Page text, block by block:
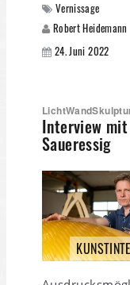
Vernissage
Robert Heidemann
24. Juni 2022
Interview
Saueressig